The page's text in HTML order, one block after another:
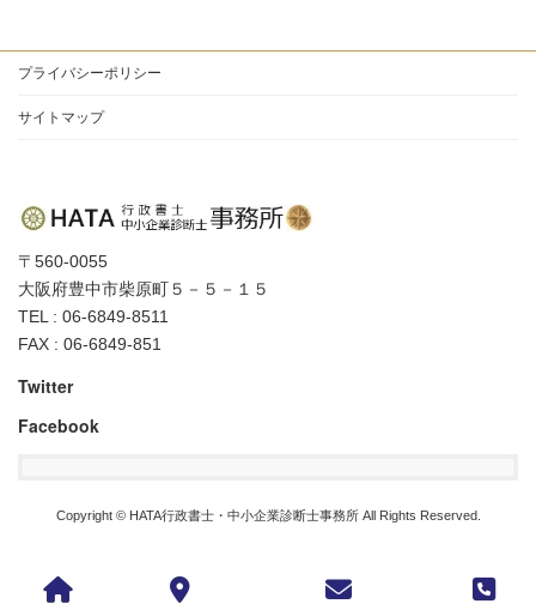
プライバシーポリシー
サイトマップ
〒560-0055
大阪府豊中市柴原町５－５－１５
TEL : 06-6849-8511
FAX : 06-6849-851
Twitter
Facebook
Copyright © HATA行政書士・中小企業診断士事務所 All Rights Reserved.